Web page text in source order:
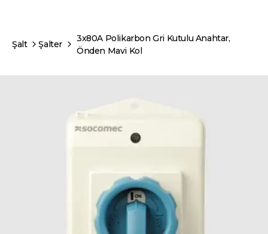
Şalt Şalter
3x80A Polikarbon Gri Kutulu Anahtar,
Önden Mavi Kol